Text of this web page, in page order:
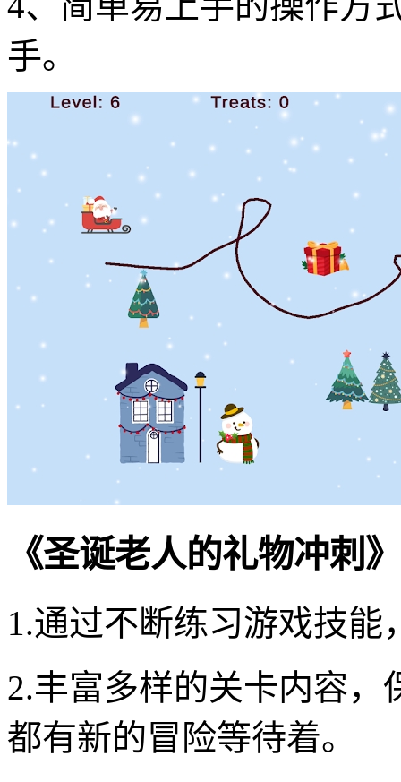
手。
《圣诞老人的礼物冲刺
1.通过不断练习游戏技
2.丰富多样的关卡内容
都有新的冒险等待着。